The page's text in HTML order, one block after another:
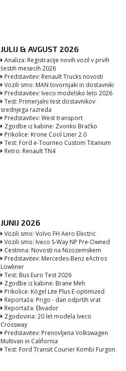
JULIJ & AVGUST 2026
Analiza: Registracije novih vozil v prvih
šestih mesecih 2026
Predstavitev: Renault Trucks novosti
Vozili smo: MAN tovornjaki in dostavniki
Predstavitev: Iveco modelsko leto 2026
Test: Primerjalni test dostavnikov
srednjega razreda
Predstavitev: West transport
Zgodbe iz kabine: Zvonko Bračko
Prikolice: Krone Cool Liner 2.0
Test: Ford e-Tourneo Custom Titanium
Retro: Renault TN4
JUNIJ 2026
Vozili smo: Volvo FH Aero Electric
Vozili smo: Iveco S-Way NP Pre-Owned
Cestnina: Novosti na Nizozemskem
Predstavitev: Mercedes-Benz eActros
Lowliner
Test: Bus Euro Test 2026
Zgodbe iz kabine: Brane Meh
Prikolice: Kögel Lite Plus E-optimized
Reportaža: Prigo - dan odprtih vrat
Reportaža: Ekvador
Zgodovina: 20 let modela Iveco
Crossway
Predstavitev: Prenovljena Volkswagen
Multivan in California
Test: Ford Transit Courier Kombi Furgon